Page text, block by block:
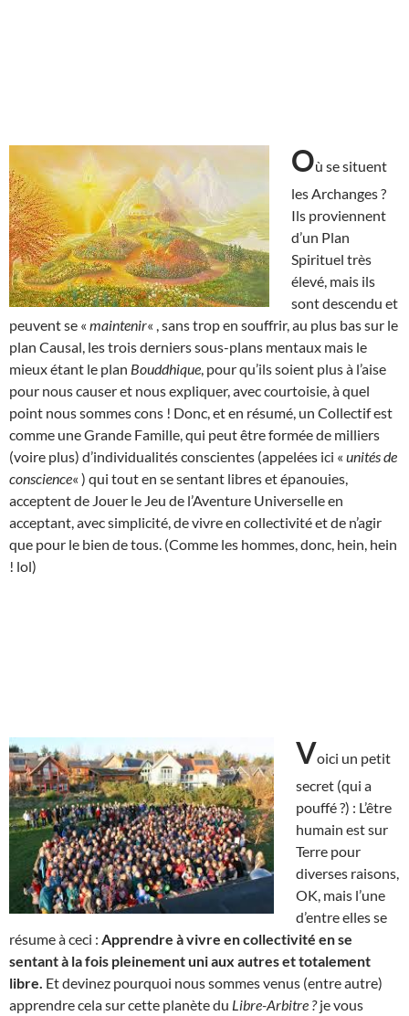
Où se situent
les Archanges ?
Ils proviennent
d’un Plan
Spirituel très
élevé, mais ils
sont descendu et
peuvent se « maintenir« , sans trop en souffrir, au plus bas sur le
plan Causal, les trois derniers sous-plans mentaux mais le
mieux étant le plan Bouddhique , pour qu’ils soient plus à l’aise
pour nous causer et nous expliquer, avec courtoisie, à quel
point nous sommes cons ! Donc, et en résumé, un Collectif est
comme une Grande Famille, qui peut être formée de milliers
(voire plus) d’individualités conscientes (appelées ici « unités de
conscience« ) qui tout en se sentant libres et épanouies,
acceptent de Jouer le Jeu de l’Aventure Universelle en
acceptant, avec simplicité, de vivre en collectivité et de n’agir
que pour le bien de tous. (Comme les hommes, donc, hein, hein
! lol)
Voici un petit
secret (qui a
pouffé ?) : L’être
humain est sur
Terre pour
diverses raisons,
OK, mais l’une
d’entre elles se
résume à ceci : Apprendre à vivre en collectivité en se
sentant à la fois pleinement uni aux autres et totalement
libre. Et devinez pourquoi nous sommes venus (entre autre)
apprendre cela sur cette planète du Libre-Arbitre ?je vous